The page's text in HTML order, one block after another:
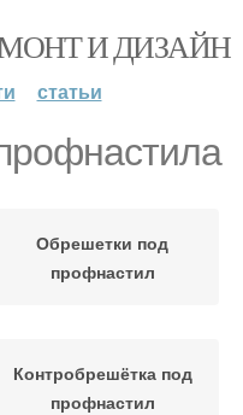
И ДИЗАЙН
статьи
Обрешетки под
профнастил
Контробрешётка под
профнастил